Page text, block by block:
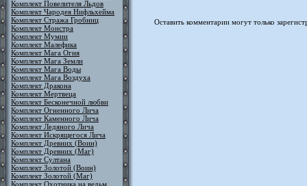
Комплект Повелителя Льдов
Комплект Чародея Нифльхейма
Комплект Стража Гробниц
Комплект Монстра
Комплект Мумии
Комплект Малефика
Комплект Мага Огня
Комплект Мага Земли
Комплект Мага Воды
Комплект Мага Воздуха
Комплект Дракона
Комплект Мертвеца
Комплект Бесконечной любви
Комплект Огненного Лича
Комплект Каменного Лича
Комплект Ледяного Лича
Комплект Искрящегося Лича
Комплект Древних (Воин)
Комплект Древних (Маг)
Комплект Султана
Комплект Золотой (Воин)
Комплект Золотой (Маг)
Комплект Охотника на ведьм
Оставить комментарии могут только